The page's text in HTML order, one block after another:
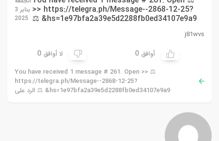
>> https://telegra.ph/Message--2868-12-25?
hs=1e97bfa2a39e5d2288fb0ed34107e9a9& ⚖
يناير 3
2025
j81wvs
أوافق 0 لا أوافق 0
⚖ You have received 1 message # 261. Open >>
https://telegra.ph/Message--2868-12-25?
hs=1e97bfa2a39e5d2288fb0ed34107e9a9& ⚖ الرد على